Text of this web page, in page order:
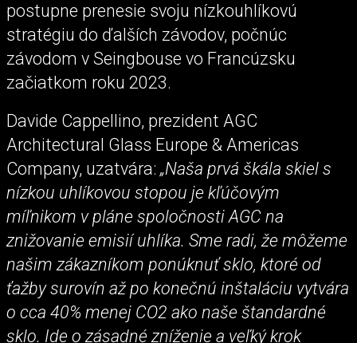
postupne prenesie svoju nízkouhlíkovú
stratégiu do ďalších závodov, počnúc
závodom v Seingbouse vo Francúzsku
začiatkom roku 2023.
Davide Cappellino, prezident AGC
Architectural Glass Europe & Americas
Company, uzatvára: „Naša prvá škála skiel s
nízkou uhlíkovou stopou je kľúčovým
míľnikom v pláne spoločnosti AGC na
znižovanie emisií uhlíka. Sme radi, že môžeme
našim zákazníkom ponúknuť sklo, ktoré od
ťažby surovín až po konečnú inštaláciu vytvára
o cca 40% menej CO2 ako naše štandardné
sklo. Ide o zásadné zníženie a veľký krok